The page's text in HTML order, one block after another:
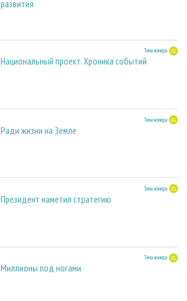
развития
Тема номера
Национальный проект. Хроника событий
Тема номера
Ради жизни на Земле
Тема номера
Президент наметил стратегию
Тема номера
Миллионы под ногами